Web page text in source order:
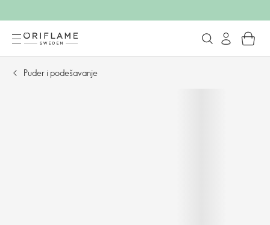
Puder i podešavanje